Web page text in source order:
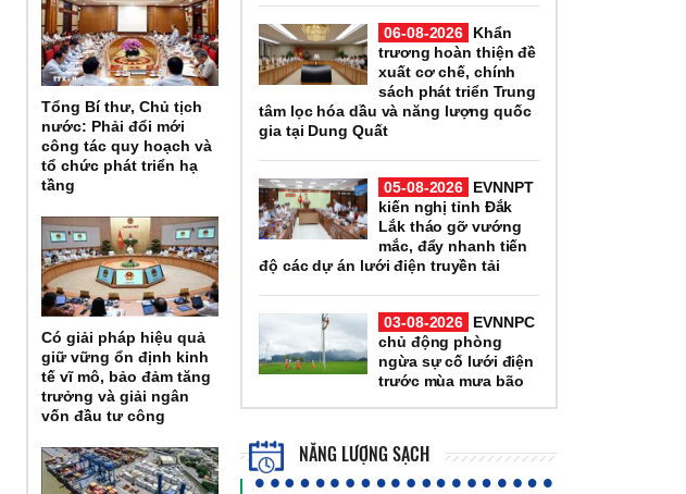
Tổng Bí thư, Chủ tịch
nước: Phải đổi mới
công tác quy hoạch và
tổ chức phát triển hạ
tầng
Có giải pháp hiệu quả
giữ vững ổn định kinh
tế vĩ mô, bảo đảm tăng
trưởng và giải ngân
vốn đầu tư công
06-08-2026
Khẩn
trương hoàn thiện đề
xuất cơ chế, chính
sách phát triển Trung
tâm lọc hóa dầu và năng lượng quốc
gia tại Dung Quất
05-08-2026
EVNNPT
kiến nghị tỉnh Đắk
Lắk tháo gỡ vướng
mắc, đẩy nhanh tiến
độ các dự án lưới điện truyền tải
03-08-2026
EVNNPC
chủ động phòng
ngừa sự cố lưới điện
trước mùa mưa bão
NĂNG LƯỢNG SẠCH